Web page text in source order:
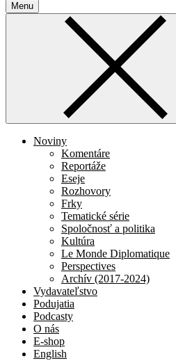
Menu
Noviny
Komentáre
Reportáže
Eseje
Rozhovory
Frky
Tematické série
Spoločnosť a politika
Kultúra
Le Monde Diplomatique
Perspectives
Archív (2017-2024)
Vydavateľstvo
Podujatia
Podcasty
O nás
E-shop
English